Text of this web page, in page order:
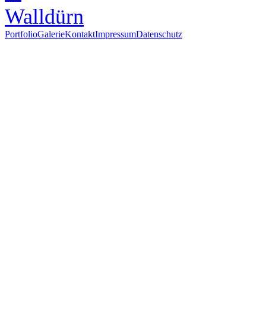
PortfolioGalerieKontaktImpressumDatenschutz